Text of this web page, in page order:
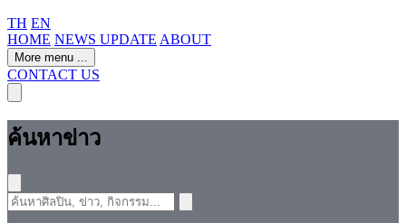
TH EN
HOME NEWS UPDATE ABOUT
More menu ...
CONTACT US
ค้นหาข่าว